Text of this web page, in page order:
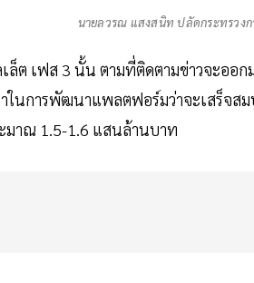
นายลวรณ แสงสนิท ปลัดกระทรวงก
ต เฟส 3 นั้น ตามที่ติดตามข่าวจะออก
าในการพัฒนาแพลตฟอร์มว่าจะเสร็จ
มาณ 1.5-1.6 แสนล้านบาท